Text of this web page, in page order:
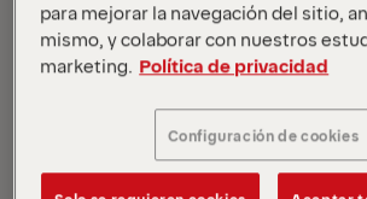
PK 92002 SH
SOLIDEZ Y
EL SECTOR
para mejorar la navegación del sitio,
mismo, y colaborar con nuestros
marketing. Política de privacidad
Configuración de cookies